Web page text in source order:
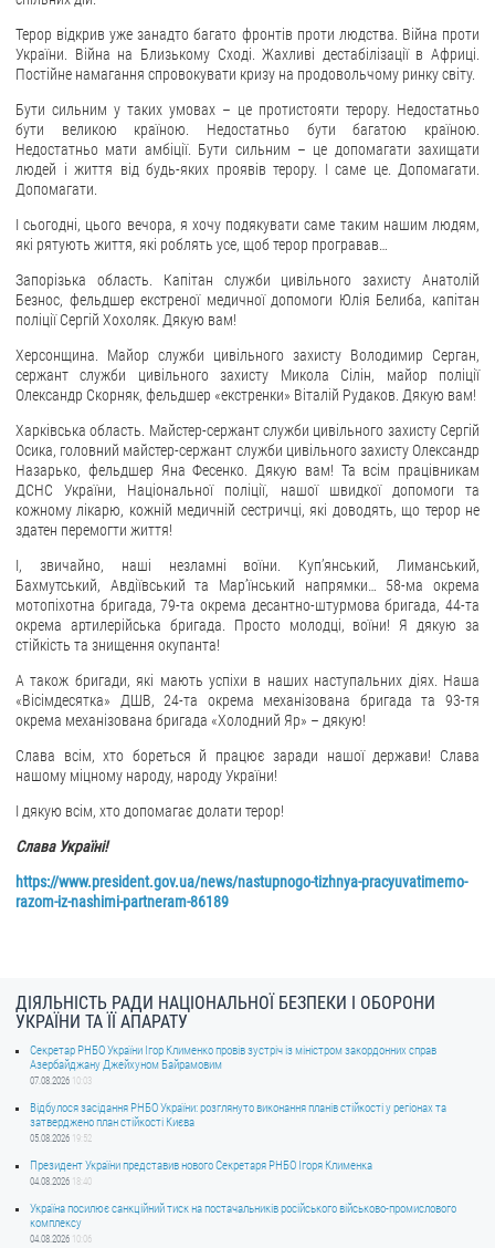
Терор відкрив уже занадто багато фронтів проти людства. Війна проти
України. Війна на Близькому Сході. Жахливі дестабілізації в Африці.
Постійне намагання спровокувати кризу на продовольчому ринку світу.
Бути сильним у таких умовах – це протистояти терору. Недостатньо
бути великою країною. Недостатньо бути багатою країною.
Недостатньо мати амбіції. Бути сильним – це допомагати захищати
людей і життя від будь-яких проявів терору. І саме це. Допомагати.
Допомагати.
І сьогодні, цього вечора, я хочу подякувати саме таким нашим людям,
які рятують життя, які роблять усе, щоб терор програвав…
Запорізька область. Капітан служби цивільного захисту Анатолій
Безнос, фельдшер екстреної медичної допомоги Юлія Белиба, капітан
поліції Сергій Хохоляк. Дякую вам!
Херсонщина. Майор служби цивільного захисту Володимир Серган,
сержант служби цивільного захисту Микола Сілін, майор поліції
Олександр Скорняк, фельдшер «екстренки» Віталій Рудаков. Дякую вам!
Харківська область. Майстер-сержант служби цивільного захисту Сергій
Осика, головний майстер-сержант служби цивільного захисту Олександр
Назарько, фельдшер Яна Фесенко. Дякую вам! Та всім працівникам
ДСНС України, Національної поліції, нашої швидкої допомоги та
кожному лікарю, кожній медичній сестричці, які доводять, що терор не
здатен перемогти життя!
І, звичайно, наші незламні воїни. Куп’янський, Лиманський,
Бахмутський, Авдіївський та Марʼїнський напрямки… 58-ма окрема
мотопіхотна бригада, 79-та окрема десантно-штурмова бригада, 44-та
окрема артилерійська бригада. Просто молодці, воїни! Я дякую за
стійкість та знищення окупанта!
А також бригади, які мають успіхи в наших наступальних діях. Наша
«Вісімдесятка» ДШВ, 24-та окрема механізована бригада та 93-тя
окрема механізована бригада «Холодний Яр» – дякую!
Слава всім, хто бореться й працює заради нашої держави! Слава
нашому міцному народу, народу України!
І дякую всім, хто допомагає долати терор!
Слава Україні!
https://www.president.gov.ua/news/nastupnogo-tizhnya-pracyuvatimemo-
razom-iz-nashimi-partneram-86189
ДІЯЛЬНІСТЬ РАДИ НАЦІОНАЛЬНОЇ БЕЗПЕКИ І ОБОРОНИ
УКРАЇНИ ТА ЇЇ АПАРАТУ
Секретар РНБО України Ігор Клименко провів зустріч із міністром закордонних справ
Азербайджану Джейхуном Байрамовим
07.08.2026 10:03
Відбулося засідання РНБО України: розглянуто виконання планів стійкості у регіонах та
затверджено план стійкості Києва
05.08.2026 19:52
Президент України представив нового Секретаря РНБО Ігоря Клименка
04.08.2026 18:40
Україна посилює санкційний тиск на постачальників російського військово-промислового
комплексу
04.08.2026 10:06